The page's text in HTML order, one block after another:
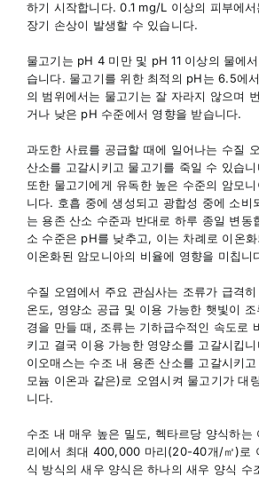
하기 시작합니다. 0.1 mg/L 이상의 피부에
장기 손상이 발생할 수 있습니다.
물고기는 pH 4 미만 및 pH 11 이상의 물에
습니다. 물고기를 위한 최적의 pH는 6.5에
의 범위에서는 물고기는 잘 자라지 않으며
거나 낮은 pH 수준에서 영향을 받습니다.
과도한 사료를 공급할 때에 일어나는 수질
산소를 고갈시키고 물고기를 죽일 수 있습
또한 물고기에게 유독한 높은 수준의 암모
니다. 호흡 중에 생성되고 광합성 중에 소비
는 용존 산소 수준과 반대로 하루 종일 변동
소 수준은 pH를 낮추고, 이는 차례로 이온
이온화된 암모니아의 비율에 영향을 미칩니
수질 오염에서 주요 관심사는 조류가 급격
온도, 영양소 공급 및 이용 가능한 햇빛이
경을 만들 때, 조류는 기하급수적인 속도로
키고 결국 이용 가능한 영양소를 고갈시킵
이오매스는 수조 내 용존 산소를 고갈시키
모늄 이온과 같은)로 오염시켜 물고기가 대
니다.
수조 내 매우 높은 밀도, 헥타르당 양식하
리에서 최대 400,000 마리(20-40개/㎡)로
식 방식의 새우 양식은 하나의 새우 양식 수